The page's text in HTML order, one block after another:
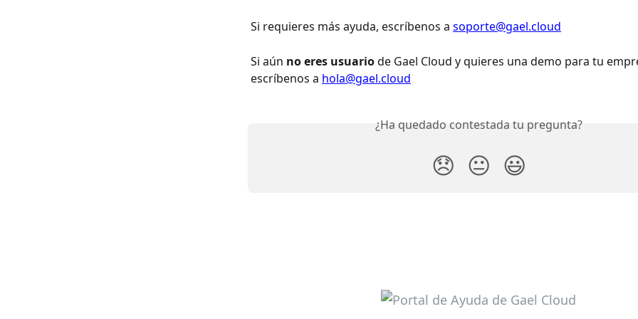
Si requieres más ayuda, escríbenos a soporte@gael.cloud
Si aún no eres usuario de Gael Cloud y quieres una demo para tu
escríbenos a hola@gael.cloud
¿Ha quedado contestada tu pregunta?
😞 😐 😃